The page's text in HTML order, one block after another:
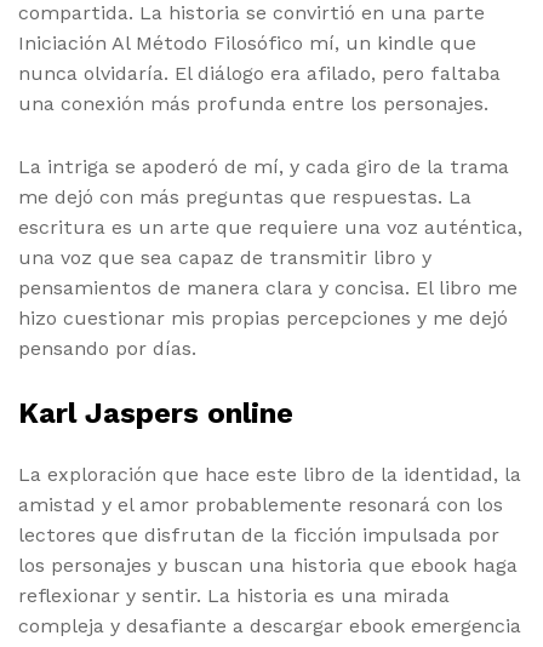
compartida. La historia se convirtió en una parte
Iniciación Al Método Filosófico mí, un kindle que
nunca olvidaría. El diálogo era afilado, pero faltaba
una conexión más profunda entre los personajes.
La intriga se apoderó de mí, y cada giro de la trama
me dejó con más preguntas que respuestas. La
escritura es un arte que requiere una voz auténtica,
una voz que sea capaz de transmitir libro y
pensamientos de manera clara y concisa. El libro me
hizo cuestionar mis propias percepciones y me dejó
pensando por días.
Karl Jaspers online
La exploración que hace este libro de la identidad, la
amistad y el amor probablemente resonará con los
lectores que disfrutan de la ficción impulsada por
los personajes y buscan una historia que ebook haga
reflexionar y sentir. La historia es una mirada
compleja y desafiante a descargar ebook emergencia